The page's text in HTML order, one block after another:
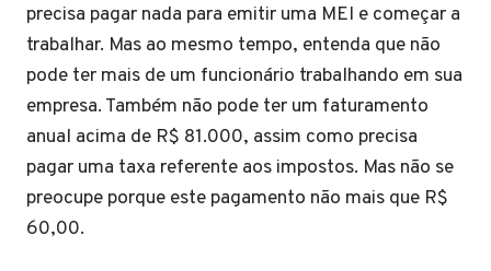
precisa pagar nada para emitir uma MEI e começar a
trabalhar. Mas ao mesmo tempo, entenda que não
pode ter mais de um funcionário trabalhando em sua
empresa. Também não pode ter um faturamento
anual acima de R$ 81.000, assim como precisa
pagar uma taxa referente aos impostos. Mas não se
preocupe porque este pagamento não mais que R$
60,00.